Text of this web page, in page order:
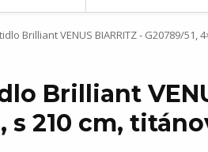
Brilliant VENUS BIARRITZ - G20789/51,
Brilliant
s 210 cm,